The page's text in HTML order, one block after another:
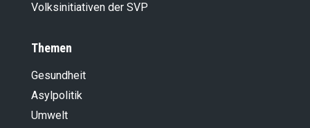
Volksinitiativen der SVP
Themen
Gesundheit
Asylpolitik
Umwelt